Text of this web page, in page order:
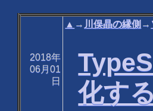
2018年
06月01
日
▲ → 川俣晶の縁側 →
化する